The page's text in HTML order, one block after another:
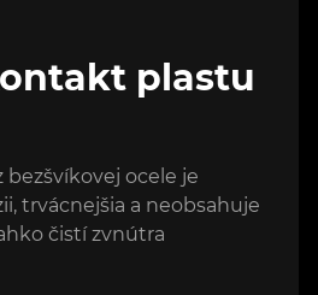
plastu
ocele je
trvácnejšia a neobsahuje
čistí zvnútra